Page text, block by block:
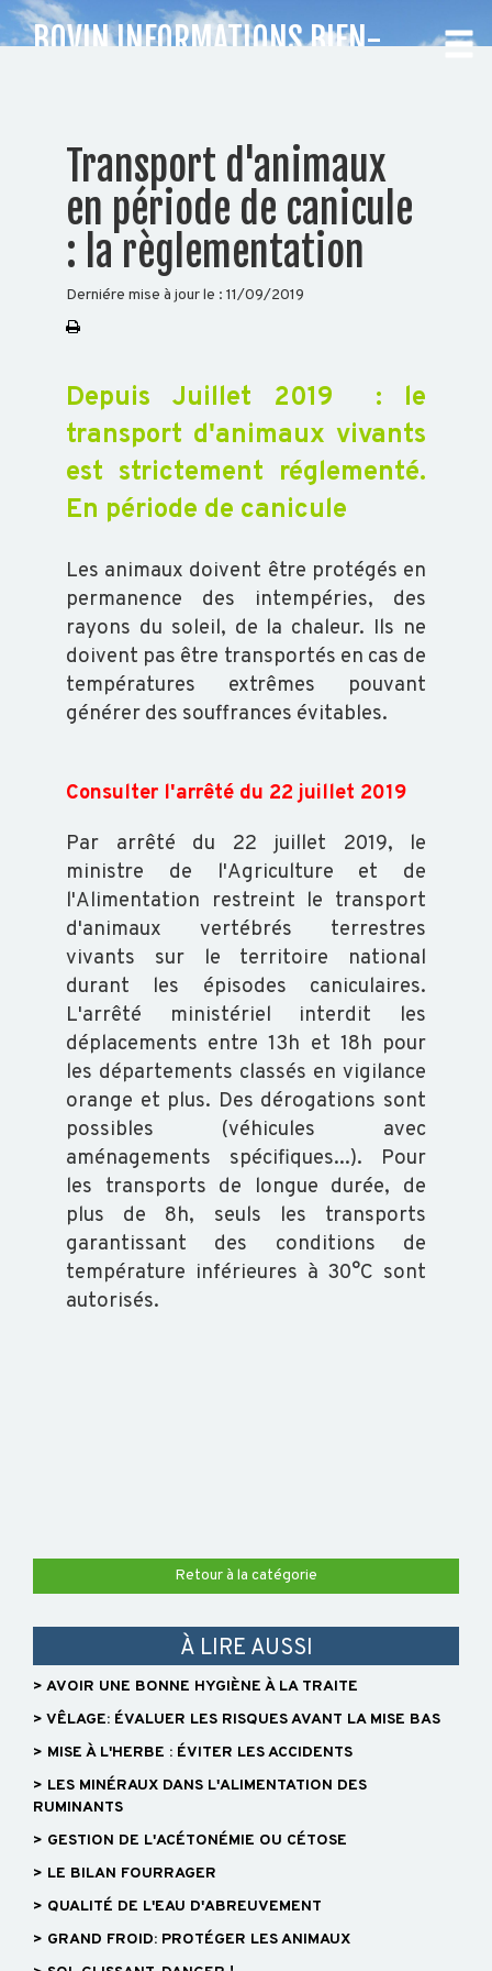
CHOISISSEZ
DÉPARTEMENT
BOVIN
CAPRIN
PORCIN
VOLAILLE
POISSON
ABEILLE
TRANSFORMATION
ACTUALITÉS
RAPPORT
D'ACTIVITÉ
FORMATION
VOUS
FORMER
GÉNÉRAUX
BOVIN INFORMATIONS BIEN-
Transport d'animaux
en période de canicule
: la règlementation
Derniére mise à jour le : 11/09/2019
Depuis Juillet 2019 : le
transport d'animaux vivants
est strictement réglementé.
En période de canicule
Les animaux doivent être protégés en
permanence des intempéries, des
rayons du soleil, de la chaleur. Ils ne
doivent pas être transportés en cas de
températures extrêmes pouvant
générer des souffrances évitables.
Consulter l'arrêté du 22 juillet 2019
Par arrêté du 22 juillet 2019, le
ministre de l'Agriculture et de
l'Alimentation restreint le transport
d'animaux vertébrés terrestres
vivants sur le territoire national
durant les épisodes caniculaires.
L'arrêté ministériel interdit les
déplacements entre 13h et 18h pour
les départements classés en vigilance
orange et plus. Des dérogations sont
possibles (véhicules avec
aménagements spécifiques...). Pour
les transports de longue durée, de
plus de 8h, seuls les transports
garantissant des conditions de
température inférieures à 30°C sont
autorisés.
Retour à la catégorie
À LIRE AUSSI
> AVOIR UNE BONNE HYGIÈNE À LA TRAITE
> VÊLAGE: ÉVALUER LES RISQUES AVANT LA MISE BAS
> MISE À L'HERBE : ÉVITER LES ACCIDENTS
> LES MINÉRAUX DANS L'ALIMENTATION DES
RUMINANTS
> GESTION DE L'ACÉTONÉMIE OU CÉTOSE
> LE BILAN FOURRAGER
> QUALITÉ DE L'EAU D'ABREUVEMENT
> GRAND FROID: PROTÉGER LES ANIMAUX